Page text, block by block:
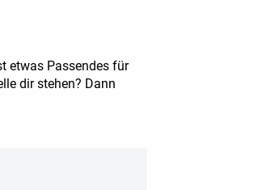
etwas Passendes für
dir stehen? Dann